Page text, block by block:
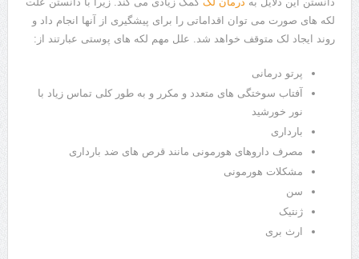
لکه های صورت می توان اقداماتی را برای پیشگیری از آنها انجام داد و
روند ایجاد لک متوقف خواهد شد. علل مهم لکه های پوستی عبارتند از:
پرتو درمانی
آفتاب سوختگی های متعدد و مکرر و به طور کلی تماس زیاد با
نور خورشید
بارداری
مصرف داروهای هورمونی مانند قرص های ضد بارداری
مشکلات هورمونی
سن
ژنتیک
ارث بری